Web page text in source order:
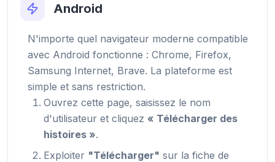
Android
N'importe quel navigateur moderne compatible
avec Android fonctionne : Chrome, Firefox,
Samsung Internet, Brave. La plateforme est
simple et sans restriction.
Ouvrez cette page, saisissez le nom
d'utilisateur et cliquez « Télécharger des
histoires ».
Exploiter "Télécharger" sur la fiche de